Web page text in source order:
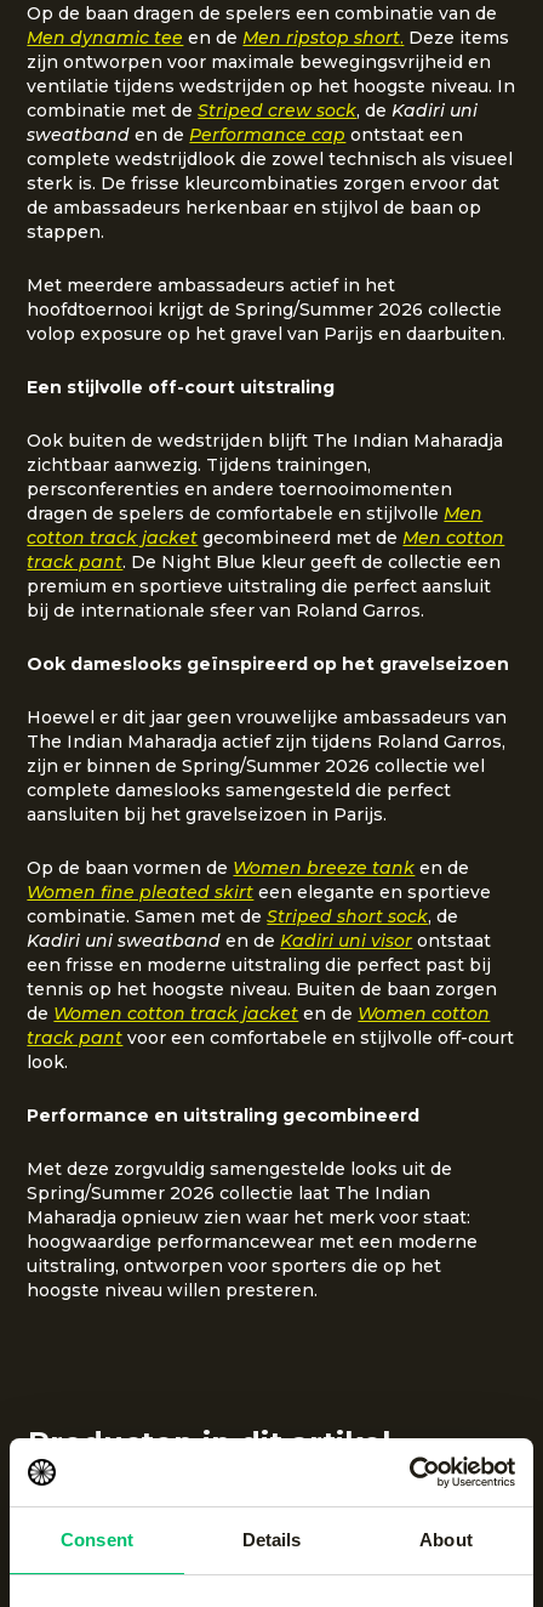
Consent Details About
Op de baan dragen de spelers een combinatie van de
Men dynamic tee en deMen ripstop short. Deze items
zijn ontworpen voor maximale bewegingsvrijheid en
ventilatie tijdens wedstrijden op het hoogste niveau. In
combinatie met deStriped crew sock, deKadiri uni
sweatband en dePerformance cap ontstaat een
complete wedstrijdlook die zowel technisch als visueel
sterk is. De frisse kleurcombinaties zorgen ervoor dat
de ambassadeurs herkenbaar en stijlvol de baan op
stappen.
Met meerdere ambassadeurs actief in het
hoofdtoernooi krijgt de Spring/Summer 2026 collectie
volop exposure op het gravel van Parijs en daarbuiten.
Een stijlvolle off-court uitstraling
Ook buiten de wedstrijden blijft The Indian Maharadja
zichtbaar aanwezig. Tijdens trainingen,
persconferenties en andere toernooimomenten
dragen de spelers de comfortabele en stijlvolleMen
cotton track jacket gecombineerd met deMen cotton
track pant. De Night Blue kleur geeft de collectie een
premium en sportieve uitstraling die perfect aansluit
bij de internationale sfeer van Roland Garros.
Ook dameslooks geïnspireerd op het gravelseizoen
Hoewel er dit jaar geen vrouwelijke ambassadeurs van
The Indian Maharadja actief zijn tijdens Roland Garros,
zijn er binnen de Spring/Summer 2026 collectie wel
complete dameslooks samengesteld die perfect
aansluiten bij het gravelseizoen in Parijs.
Op de baan vormen de Women breeze tank en de
Women fine pleated skirt een elegante en sportieve
combinatie. Samen met deStriped short sock, de
Kadiri uni sweatband en deKadiri uni visor ontstaat
een frisse en moderne uitstraling die perfect past bij
tennis op het hoogste niveau. Buiten de baan zorgen
de Women cotton track jacket en de Women cotton
track pant voor een comfortabele en stijlvolle off-court
look.
Performance en uitstraling gecombineerd
Met deze zorgvuldig samengestelde looks uit de
Spring/Summer 2026 collectie laat The Indian
Maharadja opnieuw zien waar het merk voor staat:
hoogwaardige performancewear met een moderne
uitstraling, ontworpen voor sporters die op het
hoogste niveau willen presteren.
Producten in dit artikel
Men ripstop short|